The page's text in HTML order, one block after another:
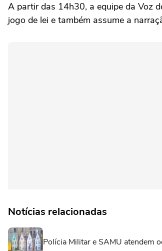
A partir das 14h30, a equipe da Voz
jogo de lei e também assume a
Notícias relacionadas
Polícia Militar e SAMU atendem